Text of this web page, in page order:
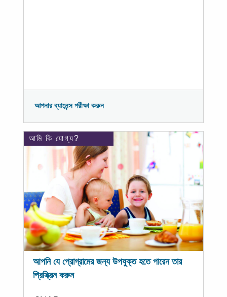
আপনার ব্যালেন্স পরীক্ষা করুন
আমি কি যোগ্য?
আপনি যে প্রোগ্রামের জন্য উপযুক্ত হতে পারেন তার
প্রিস্ক্রিন করুন